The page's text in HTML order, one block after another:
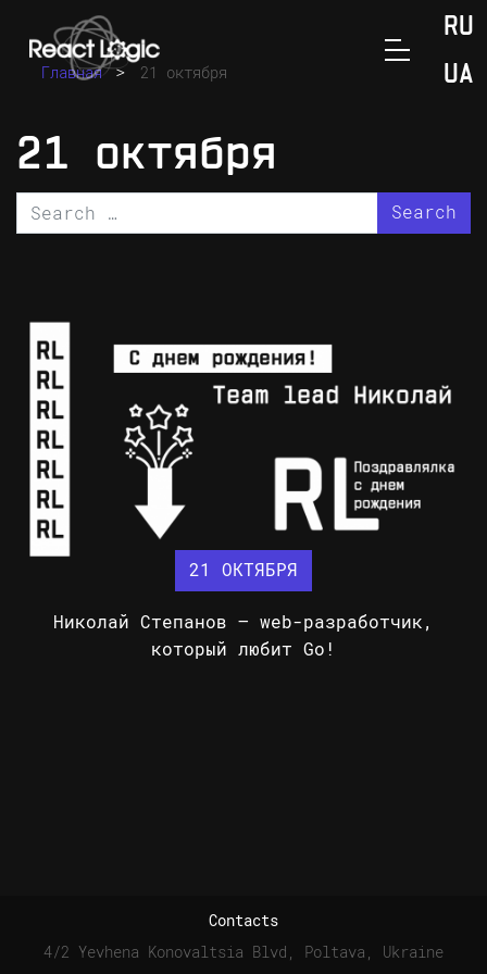
Skip to content
RU
UA
Главная> 21 октября
21 октября
Search
21 ОКТЯБРЯ
Николай Степанов – web-разработчик,
который любит Go!
Contacts
4/2 Yevhena Konovaltsia Blvd, Poltava, Ukraine